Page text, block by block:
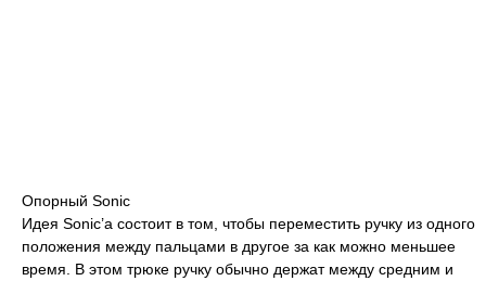
Опорный Sonic
Идея Sonic’а состоит в том, чтобы переместить ручку из одного
положения между пальцами в другое за как можно меньшее
время. В этом трюке ручку обычно держат между средним и